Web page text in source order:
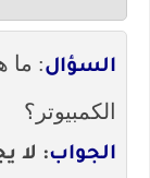
السؤال: ما
الكمبيوتر؟
الجواب: لا